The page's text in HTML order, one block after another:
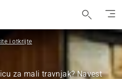
i otkrijte
za mali travnjak? Navest